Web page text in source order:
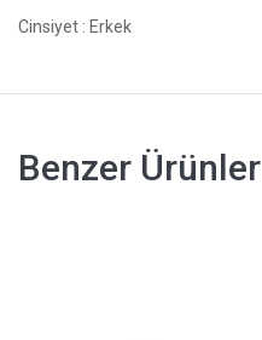
Cinsiyet : Erkek
Benzer Ürünler